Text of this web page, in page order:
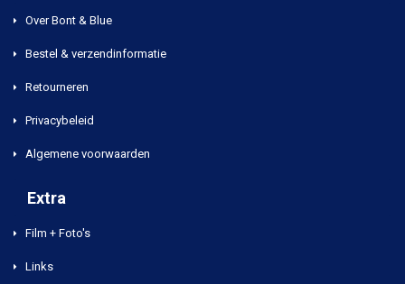
Over Bont & Blue
Bestel & verzendinformatie
Retourneren
Privacybeleid
Algemene voorwaarden
Extra
Film + Foto's
Links